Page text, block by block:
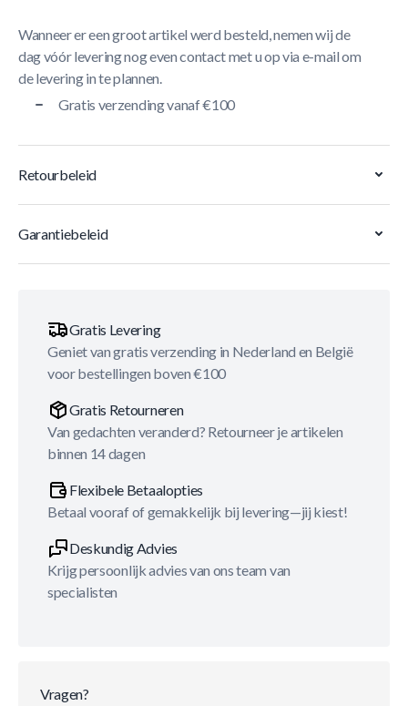
Wanneer er een groot artikel werd besteld, nemen wij de
dag vóór levering nog even contact met u op via e-mail om
de levering in te plannen.
Gratis verzending vanaf €100
Retourbeleid
Garantiebeleid
Gratis Levering
Geniet van gratis verzending in Nederland en België
voor bestellingen boven €100
Gratis Retourneren
Van gedachten veranderd? Retourneer je artikelen
binnen 14 dagen
Flexibele Betaalopties
Betaal vooraf of gemakkelijk bij levering—jij kiest!
Deskundig Advies
Krijg persoonlijk advies van ons team van
specialisten
Vragen?